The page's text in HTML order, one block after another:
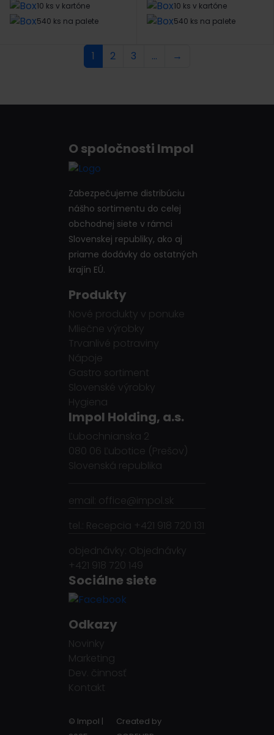
10 ks v kartóne
540 ks na palete
10 ks v kartóne
540 ks na palete
1 2 3 … →
O spoločnosti Impol
Zabezpečujeme distribúciu
nášho sortimentu do celej
obchodnej siete v rámci
Slovenskej republiky, ako aj
priame dodávky do ostatných
krajín EÚ.
Produkty
Nové produkty v ponuke
Mliečne výrobky
Trvanlivé potraviny
Nápoje
Gastro sortiment
Slovenské výrobky
Hygiena
Impol Holding, a.s.
Ľubochnianska 2
080 06 Ľubotice (Prešov)
Slovenská republika
email: office@impol.sk
tel.: Recepcia +421 918 720 131
objednávky: Objednávky
+421 918 720 149
Sociálne siete
Odkazy
Novinky
Marketing
Dev. činnosť
Kontakt
© Impol |
Created by